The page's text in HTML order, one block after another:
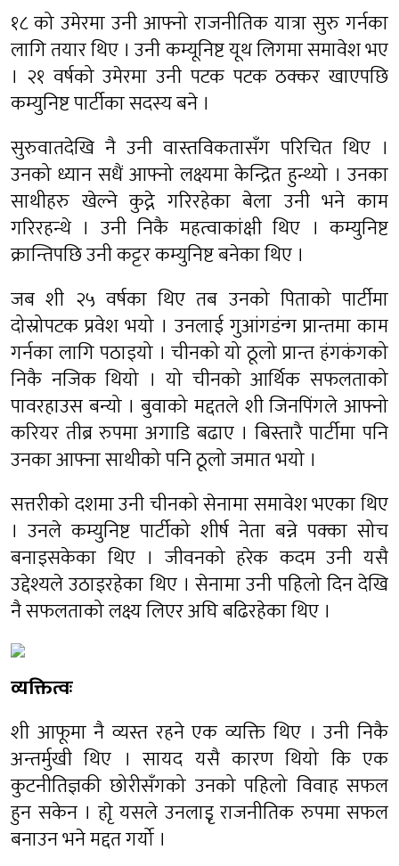
१८ को उमेरमा उनी आफ्नो राजनीतिक यात्रा सुरु गर्नका
लागि तयार थिए । उनी कम्यूनिष्ट यूथ लिगमा समावेश भए
। २१ वर्षको उमेरमा उनी पटक पटक ठक्कर खाएपछि
कम्युनिष्ट पार्टीका सदस्य बने ।
सुरुवातदेखि नै उनी वास्तविकतासँग परिचित थिए ।
उनको ध्यान सधैं आफ्नो लक्ष्यमा केन्द्रित हुन्थ्यो । उनका
साथीहरु खेल्ने कुद्ने गरिरहेका बेला उनी भने काम
गरिरहन्थे । उनी निकै महत्वाकांक्षी थिए । कम्युनिष्ट
क्रान्तिपछि उनी कट्टर कम्युनिष्ट बनेका थिए ।
जब शी २५ वर्षका थिए तब उनको पिताको पार्टीमा
दोस्रोपटक प्रवेश भयो । उनलाई गुआंगडंन्ग प्रान्तमा काम
गर्नका लागि पठाइयो । चीनको यो ठूलो प्रान्त हंगकंगको
निकै नजिक थियो । यो चीनको आर्थिक सफलताको
पावरहाउस बन्यो । बुवाको मद्दतले शी जिनपिंगले आफ्नो
करियर तीब्र रुपमा अगाडि बढाए । बिस्तारै पार्टीमा पनि
उनका आफ्ना साथीको पनि ठूलो जमात भयो ।
सत्तरीको दशमा उनी चीनको सेनामा समावेश भएका थिए
। उनले कम्युनिष्ट पार्टीको शीर्ष नेता बन्ने पक्का सोच
बनाइसकेका थिए । जीवनको हरेक कदम उनी यसै
उद्देश्यले उठाइरहेका थिए । सेनामा उनी पहिलो दिन देखि
नै सफलताको लक्ष्य लिएर अघि बढिरहेका थिए ।
व्यक्तित्वः
शी आफूमा नै व्यस्त रहने एक व्यक्ति थिए । उनी निकै
अन्तर्मुखी थिए । सायद यसै कारण थियो कि एक
कुटनीतिज्ञकी छोरीसँगको उनको पहिलो विवाह सफल
हुन सकेन । हाृे यसले उनलाइृ राजनीतिक रुपमा सफल
बनाउन भने मद्दत गर्यो ।